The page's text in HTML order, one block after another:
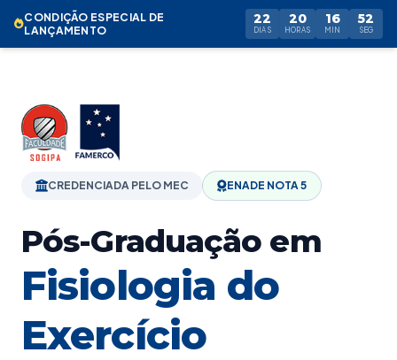
CONDIÇÃO ESPECIAL DE
LANÇAMENTO
22
DIAS
20
HORAS
16
MIN
51
SEG
CREDENCIADA PELO MEC ENADE NOTA 5
Pós-Graduação em
Fisiologia do
Exercício